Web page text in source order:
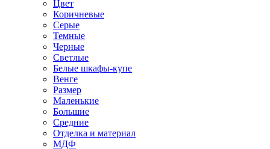
Цвет
Коричневые
Серые
Темные
Черные
Светлые
Белые шкафы-купе
Венге
Размер
Маленькие
Большие
Средние
Отделка и материал
МДФ